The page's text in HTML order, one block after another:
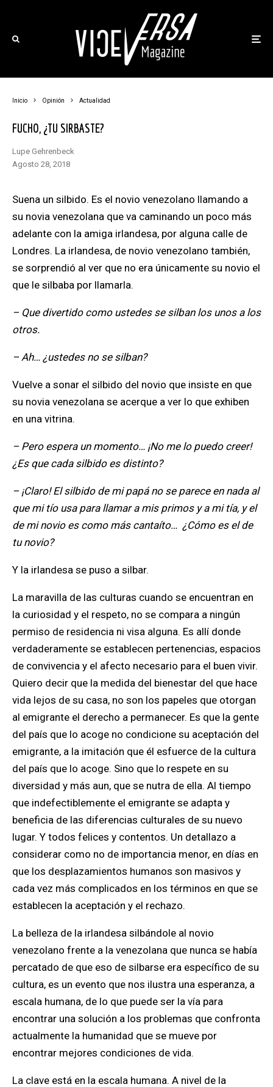
Inicio Opinión Actualidad
FUCHO, ¿TU SIRBASTE?
Lupe Gehrenbeck
agosto 28, 2018
Suena un silbido. Es el novio venezolano llamando a
su novia venezolana que va caminando un poco más
adelante con la amiga irlandesa, por alguna calle de
Londres. La irlandesa, de novio venezolano también,
se sorprendió al ver que no era únicamente su novio el
que le silbaba por llamarla.
– Que divertido como ustedes se silban los unos a los
otros.
– Ah… ¿ustedes no se silban?
Vuelve a sonar el silbido del novio que insiste en que
su novia venezolana se acerque a ver lo que exhiben
en una vitrina.
– Pero espera un momento… ¡No me lo puedo creer!
¿Es que cada silbido es distinto?
– ¡Claro! El silbido de mi papá no se parece en nada al
que mi tío usa para llamar a mis primos y a mi tía, y el
de mi novio es como más cantaíto… ¿Cómo es el de
tu novio?
Y la irlandesa se puso a silbar.
La maravilla de las culturas cuando se encuentran en
la curiosidad y el respeto, no se compara a ningún
permiso de residencia ni visa alguna. Es allí donde
verdaderamente se establecen pertenencias, espacios
de convivencia y el afecto necesario para el buen vivir.
Quiero decir que la medida del bienestar del que hace
vida lejos de su casa, no son los papeles que otorgan
al emigrante el derecho a permanecer. Es que la gente
del país que lo acoge no condicione su aceptación del
emigrante, a la imitación que él esfuerce de la cultura
del país que lo acoge. Sino que lo respete en su
diversidad y más aun, que se nutra de ella. Al tiempo
que indefectiblemente el emigrante se adapta y
beneficia de las diferencias culturales de su nuevo
lugar. Y todos felices y contentos. Un detallazo a
considerar como no de importancia menor, en días en
que los desplazamientos humanos son masivos y
cada vez más complicados en los términos en que se
establecen la aceptación y el rechazo.
La belleza de la irlandesa silbándole al novio
venezolano frente a la venezolana que nunca se había
percatado de que eso de silbarse era específico de su
cultura, es un evento que nos ilustra una esperanza, a
escala humana, de lo que puede ser la vía para
encontrar una solución a los problemas que confronta
actualmente la humanidad que se mueve por
encontrar mejores condiciones de vida.
La clave está en la escala humana. A nivel de la